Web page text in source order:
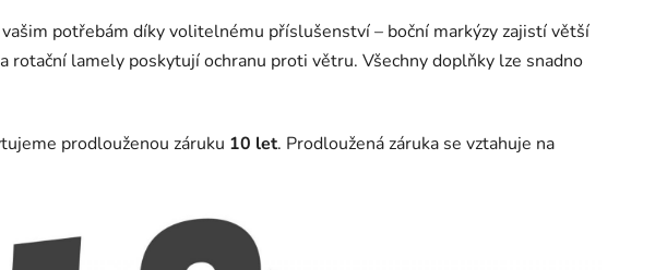
potřebám díky volitelnému příslušenství – boční markýzy zajistí větší
rotační lamely poskytují ochranu proti větru. Všechny doplňky lze snadno
prodlouženou záruku 10 let. Prodloužená záruka se vztahuje na